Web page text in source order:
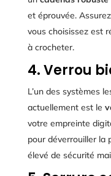
et éprouvée.
vous choisissez est
à crocheter.
4. Verrou
L’un des systèmes
actuellement est le
votre empreinte
pour déverrouiller la
élevé de sécurité